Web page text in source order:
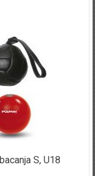
S, U18